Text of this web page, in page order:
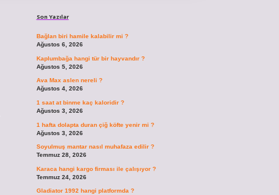
Son Yazılar
Bağlan biri hamile kalabilir mi ?
Ağustos 6, 2026
Kaplumbağa hangi tür bir hayvandır ?
Ağustos 5, 2026
Ava Max aslen nereli ?
Ağustos 4, 2026
1 saat at binme kaç kaloridir ?
Ağustos 3, 2026
1 hafta dolapta duran çiğ köfte yenir mi ?
Ağustos 3, 2026
Soyulmuş mantar nasıl muhafaza edilir ?
Temmuz 28, 2026
Karaca hangi kargo firması ile çalışıyor ?
Temmuz 24, 2026
Gladiator 1992 hangi platformda ?